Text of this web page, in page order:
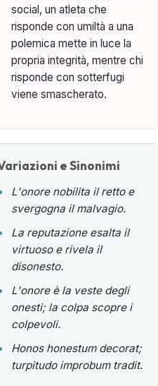
social, un atleta che
risponde con umiltà a una
polemica mette in luce la
propria integrità, mentre chi
risponde con sotterfugi
viene smascherato.
e Sinonimi
L'onore nobilita il retto e
svergogna il malvagio.
La reputazione esalta il
virtuoso e rivela il
disonesto.
L'onore è la veste degli
onesti; la colpa scopre i
colpevoli.
Honos honestum decorat;
turpitudo improbum tradit.